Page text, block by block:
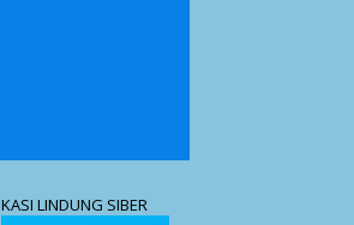
KASI LINDUNG SIBER